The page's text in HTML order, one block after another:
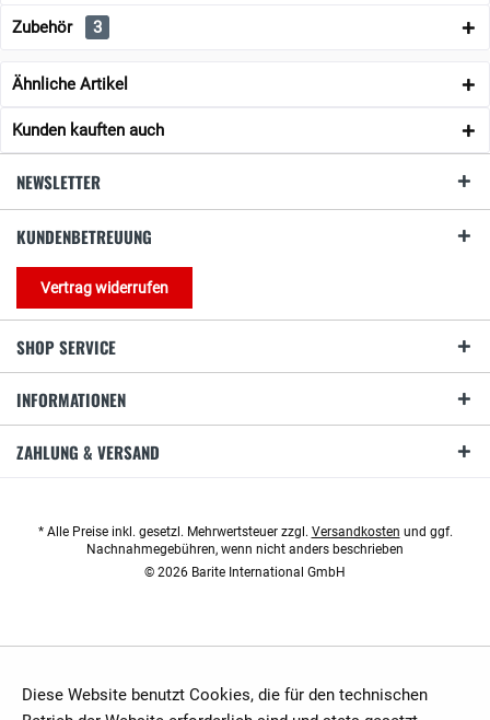
Zubehör 3
Ähnliche Artikel
Kunden kauften auch
NEWSLETTER
KUNDENBETREUUNG
Vertrag widerrufen
SHOP SERVICE
INFORMATIONEN
ZAHLUNG & VERSAND
* Alle Preise inkl. gesetzl. Mehrwertsteuer zzgl. Versandkosten und ggf.
Nachnahmegebühren, wenn nicht anders beschrieben
© 2026 Barite International GmbH
Diese Website benutzt Cookies, die für den technischen